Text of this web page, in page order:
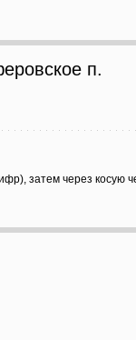
п.
затем через